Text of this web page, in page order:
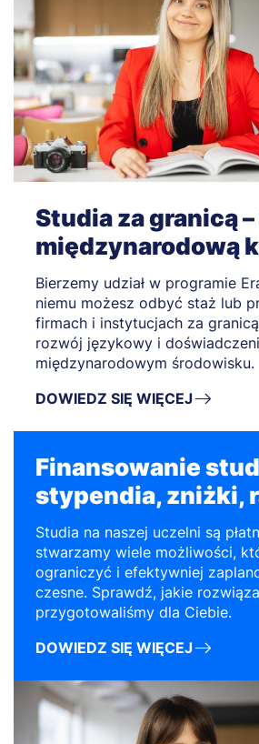
Studia za granicą
międzynarodową
Bierzemy udział w programie
niemu możesz odbyć staż lub
firmach i instytucjach za
rozwój językowy i
międzynarodowym środowisku.
DOWIEDZ SIĘ WIĘCEJ
Finansowanie
stypendia, zniżki,
Studia na naszej uczelni są
stwarzamy wiele możliwości,
ograniczyć i efektywniej
czesne. Sprawdź, jakie
przygotowaliśmy dla Ciebie.
DOWIEDZ SIĘ WIĘCEJ